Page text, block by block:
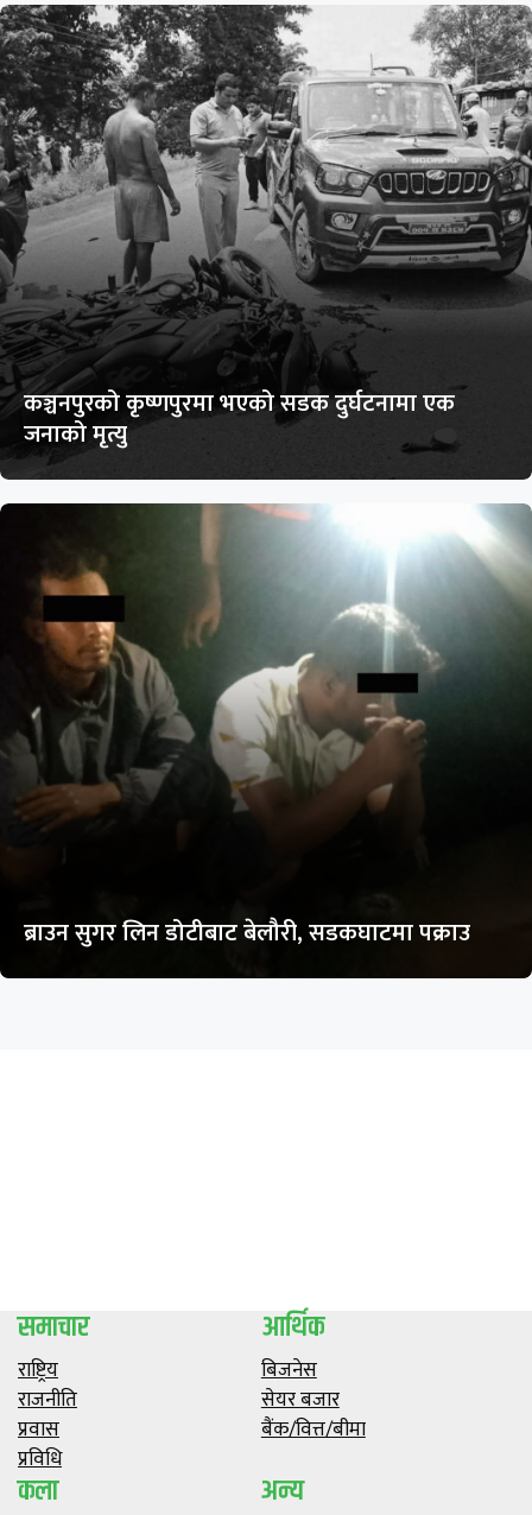
कञ्चनपुरको कृष्णपुरमा भएको सडक दुर्घटनामा एक
जनाको मृत्यु
ब्राउन सुगर लिन डोटीबाट बेलौरी, सडकघाटमा पक्राउ
समाचार
राष्ट्रिय
राजनीति
प्रवास
प्रविधि
आर्थिक
बिजनेस
सेयर बजार
बैंक/वित्त/बीमा
कला अन्य